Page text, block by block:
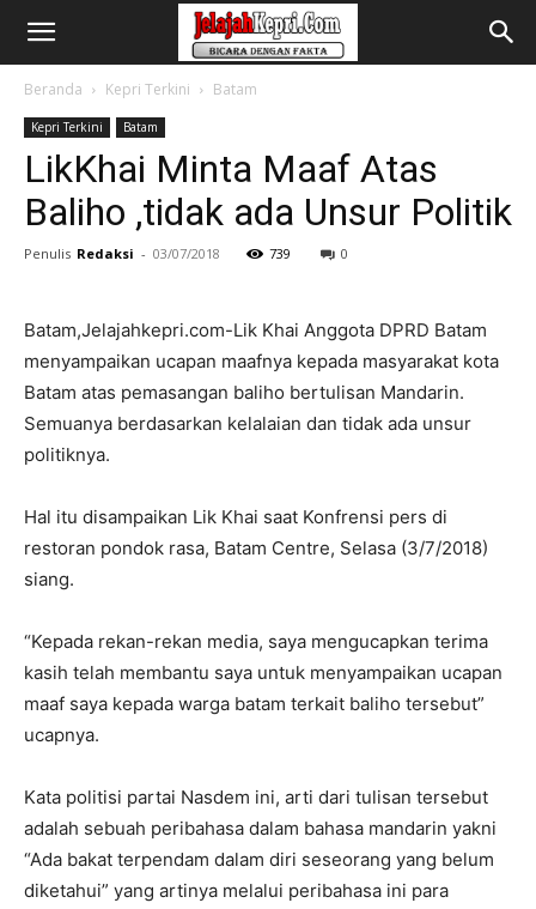
Beranda Kepri Terkini Batam
Kepri Terkini Batam
LikKhai Minta Maaf Atas
Baliho ,tidak ada Unsur Politik
Penulis Redaksi - 03/07/2018 739 0
Batam,Jelajahkepri.com-Lik Khai Anggota DPRD Batam
menyampaikan ucapan maafnya kepada masyarakat kota
Batam atas pemasangan baliho bertulisan Mandarin.
Semuanya berdasarkan kelalaian dan tidak ada unsur
politiknya.
Hal itu disampaikan Lik Khai saat Konfrensi pers di
restoran pondok rasa, Batam Centre, Selasa (3/7/2018)
siang.
“Kepada rekan-rekan media, saya mengucapkan terima
kasih telah membantu saya untuk menyampaikan ucapan
maaf saya kepada warga batam terkait baliho tersebut”
ucapnya.
Kata politisi partai Nasdem ini, arti dari tulisan tersebut
adalah sebuah peribahasa dalam bahasa mandarin yakni
“Ada bakat terpendam dalam diri seseorang yang belum
diketahui” yang artinya melalui peribahasa ini para